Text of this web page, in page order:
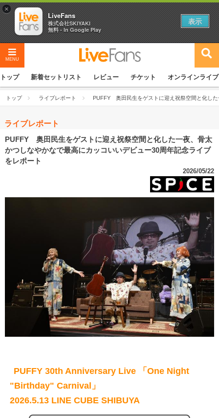
MENU
トップ 新着セットリスト レビュー チケット オンラインライブ
トップ ライブレポート PUFFY 奥田民生をゲストに迎え祝祭空間と化し
ライブレポート
PUFFY 奥田民生をゲストに迎え祝祭空間と化した一夜、骨太
かつしなやかなで最高にカッコいいデビュー30周年記念ライブ
をレポート
2026/05/22
PUFFY 30th Anniversary Live 「One Night
"Birthday" Carnival」
2026.5.13 LINE CUBE SHIBUYA
×
LiveFans
株式会社SKIYAKI
無料 - In Google Play
表示